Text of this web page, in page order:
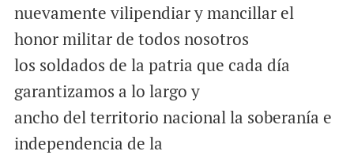
nuevamente vilipendiar y mancillar el
honor militar de todos nosotros
los soldados de la patria que cada día
garantizamos a lo largo y
ancho del territorio nacional la soberanía e
independencia de la